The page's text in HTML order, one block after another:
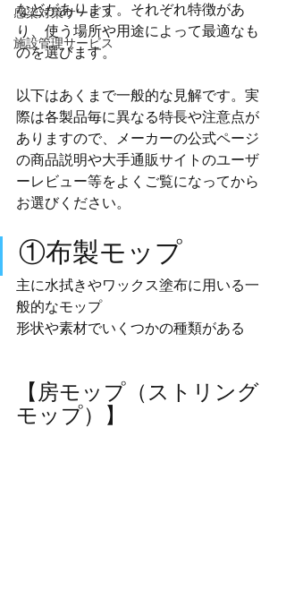
感染対策サービス
施設管理サービス
などがあります。それぞれ特徴があ
り、使う場所や用途によって最適なも
のを選びます。
以下はあくまで一般的な見解です。実
際は各製品毎に異なる特長や注意点が
ありますので、メーカーの公式ページ
の商品説明や大手通販サイトのユーザ
ーレビュー等をよくご覧になってから
お選びください。
①布製モップ
主に水拭きやワックス塗布に用いる一
般的なモップ
形状や素材でいくつかの種類がある
【房モップ（ストリング
モップ）】